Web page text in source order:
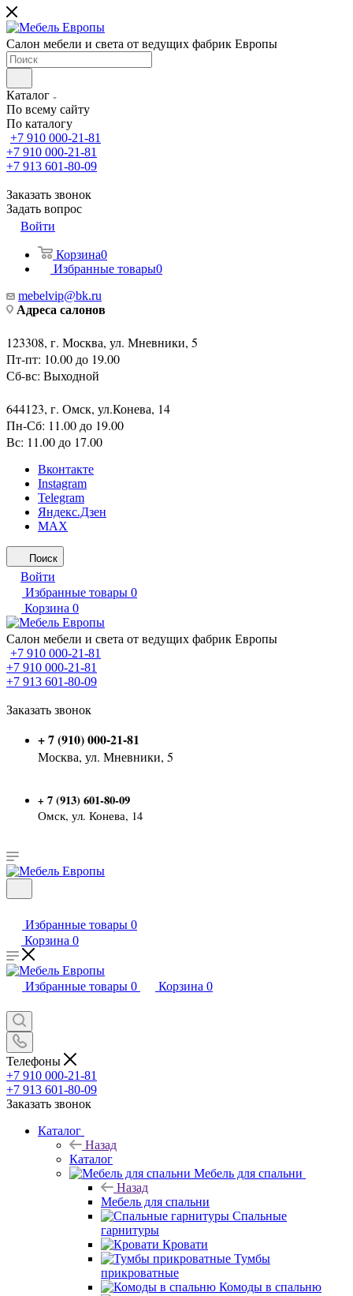
Салон мебели и света от ведущих фабрик Европы
Каталог
По всему сайту
По каталогу
+7 910 000-21-81
+7 910 000-21-81
+7 913 601-80-09
Заказать звонок
Задать вопрос
Войти
Корзина0
Избранные товары0
mebelvip@bk.ru
Адреса салонов
123308, г. Москва, ул. Мневники, 5
Пт-пт: 10.00 до 19.00
Сб-вс: Выходной
644123, г. Омск, ул.Конева, 14
Пн-Сб: 11.00 до 19.00
Вс: 11.00 до 17.00
Вконтакте
Instagram
Telegram
Яндекс.Дзен
MAX
Поиск
Войти
Избранные товары 0
Корзина 0
Салон мебели и света от ведущих фабрик Европы
+7 910 000-21-81
+7 910 000-21-81
+7 913 601-80-09
Заказать звонок
+ 7 (910) 000-21-81
Москва, ул. Мневники, 5
+ 7 (913) 601-80-09
Омск, ул. Конева, 14
Избранные товары 0
Корзина 0
Избранные товары 0 Корзина 0
Телефоны
+7 910 000-21-81
+7 913 601-80-09
Заказать звонок
Каталог
Назад
Каталог
Мебель для спальни
Назад
Мебель для спальни
Спальные
гарнитуры
Кровати
Тумбы
прикроватные
Комоды в спальню